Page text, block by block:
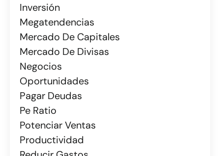
Inversión
Megatendencias
Mercado De Capitales
Mercado De Divisas
Negocios
Oportunidades
Pagar Deudas
Pe Ratio
Potenciar Ventas
Productividad